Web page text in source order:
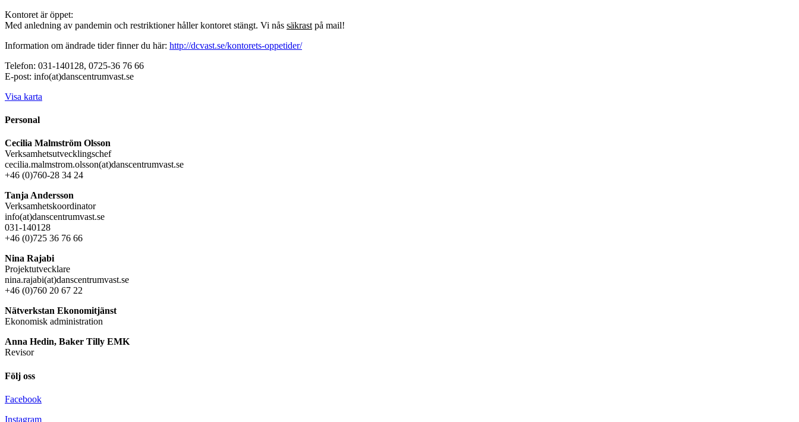
Kontoret är öppet:
Med anledning av pandemin och restriktioner håller kontoret stängt. Vi nås säkrast på mail!
Information om ändrade tider finner du här: http://dcvast.se/kontorets-oppetider/
Telefon: 031-140128, 0725-36 76 66
E-post: info(at)danscentrumvast.se
Visa karta
Personal
Cecilia Malmström Olsson
Verksamhetsutvecklingschef
cecilia.malmstrom.olsson(at)danscentrumvast.se
+46 (0)760-28 34 24
Tanja Andersson
Verksamhetskoordinator
info(at)danscentrumvast.se
031-140128
+46 (0)725 36 76 66
Nina Rajabi
Projektutvecklare
nina.rajabi(at)danscentrumvast.se
+46 (0)760 20 67 22
Nätverkstan Ekonomitjänst
Ekonomisk administration
Anna Hedin, Baker Tilly EMK
Revisor
Följ oss
Facebook
Instagram